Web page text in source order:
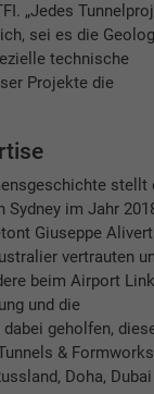
„Jedes
sei es die
technische
Projekte die
stellt
Sydney im Jahr
Giuseppe
vertrauten
beim Airport
und die
geholfen,
& Formworks
Doha, Dubai